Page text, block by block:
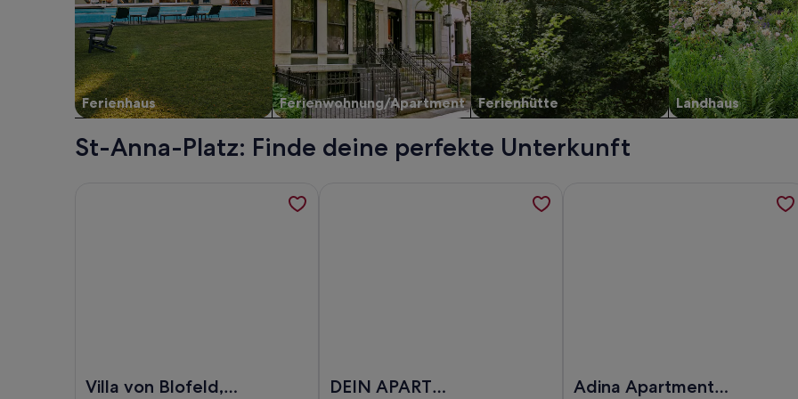
Ferienhaus Ferienwohnung/Apartment Ferienhütte Landhaus
St-Anna-Platz: Finde deine perfekte Unterkunft
Villa von Blofeld,
DEIN APART
Adina Apartment